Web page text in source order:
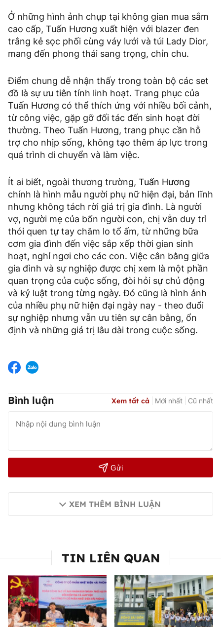
Ở những hình ảnh chụp tại không gian mua sắm
cao cấp, Tuấn Hương xuất hiện với blazer đen
trắng kẻ sọc phối cùng váy lưới và túi Lady Dior,
mang đến phong thái sang trọng, chỉn chu.
Điểm chung dễ nhận thấy trong toàn bộ các set
đồ là sự ưu tiên tính linh hoạt. Trang phục của
Tuấn Hương có thể thích ứng với nhiều bối cảnh,
từ công việc, gặp gỡ đối tác đến sinh hoạt đời
thường. Theo Tuấn Hương, trang phục cần hỗ
trợ cho nhịp sống, không tạo thêm áp lực trong
quá trình di chuyển và làm việc.
Ít ai biết, ngoài thương trường, Tuấn Hương
chính là hình mẫu người phụ nữ hiện đại, bản lĩnh
nhưng không tách rời giá trị gia đình. Là người
vợ, người mẹ của bốn người con, chị vẫn duy trì
thói quen tự tay chăm lo tổ ấm, từ những bữa
cơm gia đình đến việc sắp xếp thời gian sinh
hoạt, nghỉ ngơi cho các con. Việc cân bằng giữa
gia đình và sự nghiệp được chị xem là một phần
quan trọng của cuộc sống, đòi hỏi sự chủ động
và kỷ luật trong từng ngày. Đó cũng là hình ảnh
của nhiều phụ nữ hiện đại ngày nay - theo đuổi
sự nghiệp nhưng vẫn ưu tiên sự cân bằng, ổn
định và những giá trị lâu dài trong cuộc sống.
Bình luận Xem tất cả Mới nhất Cũ nhất
Gửi
XEM THÊM BÌNH LUẬN
TIN LIÊN QUAN